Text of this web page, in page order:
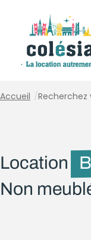
Accueil /
Location
Non